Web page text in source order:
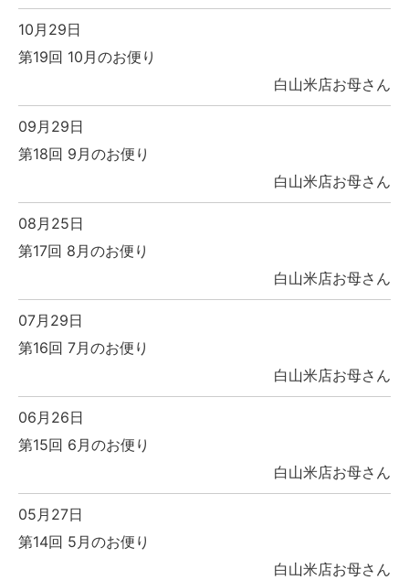
10月29日
第19回 10月のお便り
白山米店お母さん
09月29日
第18回 9月のお便り
白山米店お母さん
08月25日
第17回 8月のお便り
白山米店お母さん
07月29日
第16回 7月のお便り
白山米店お母さん
06月26日
第15回 6月のお便り
白山米店お母さん
05月27日
第14回 5月のお便り
白山米店お母さん